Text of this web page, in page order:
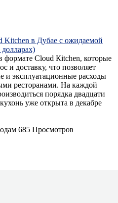
Kitchen в Дубае с ожидаемой
формате Сloud Кitchen, которые
и доставку, что позволяет
и эксплуатационные расходы
ресторанами. На каждой
порядка двадцати
уже открыта в декабре
685 Просмотров